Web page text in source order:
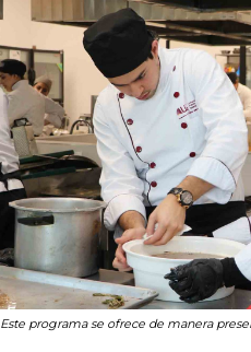
Este programa se ofrece de manera